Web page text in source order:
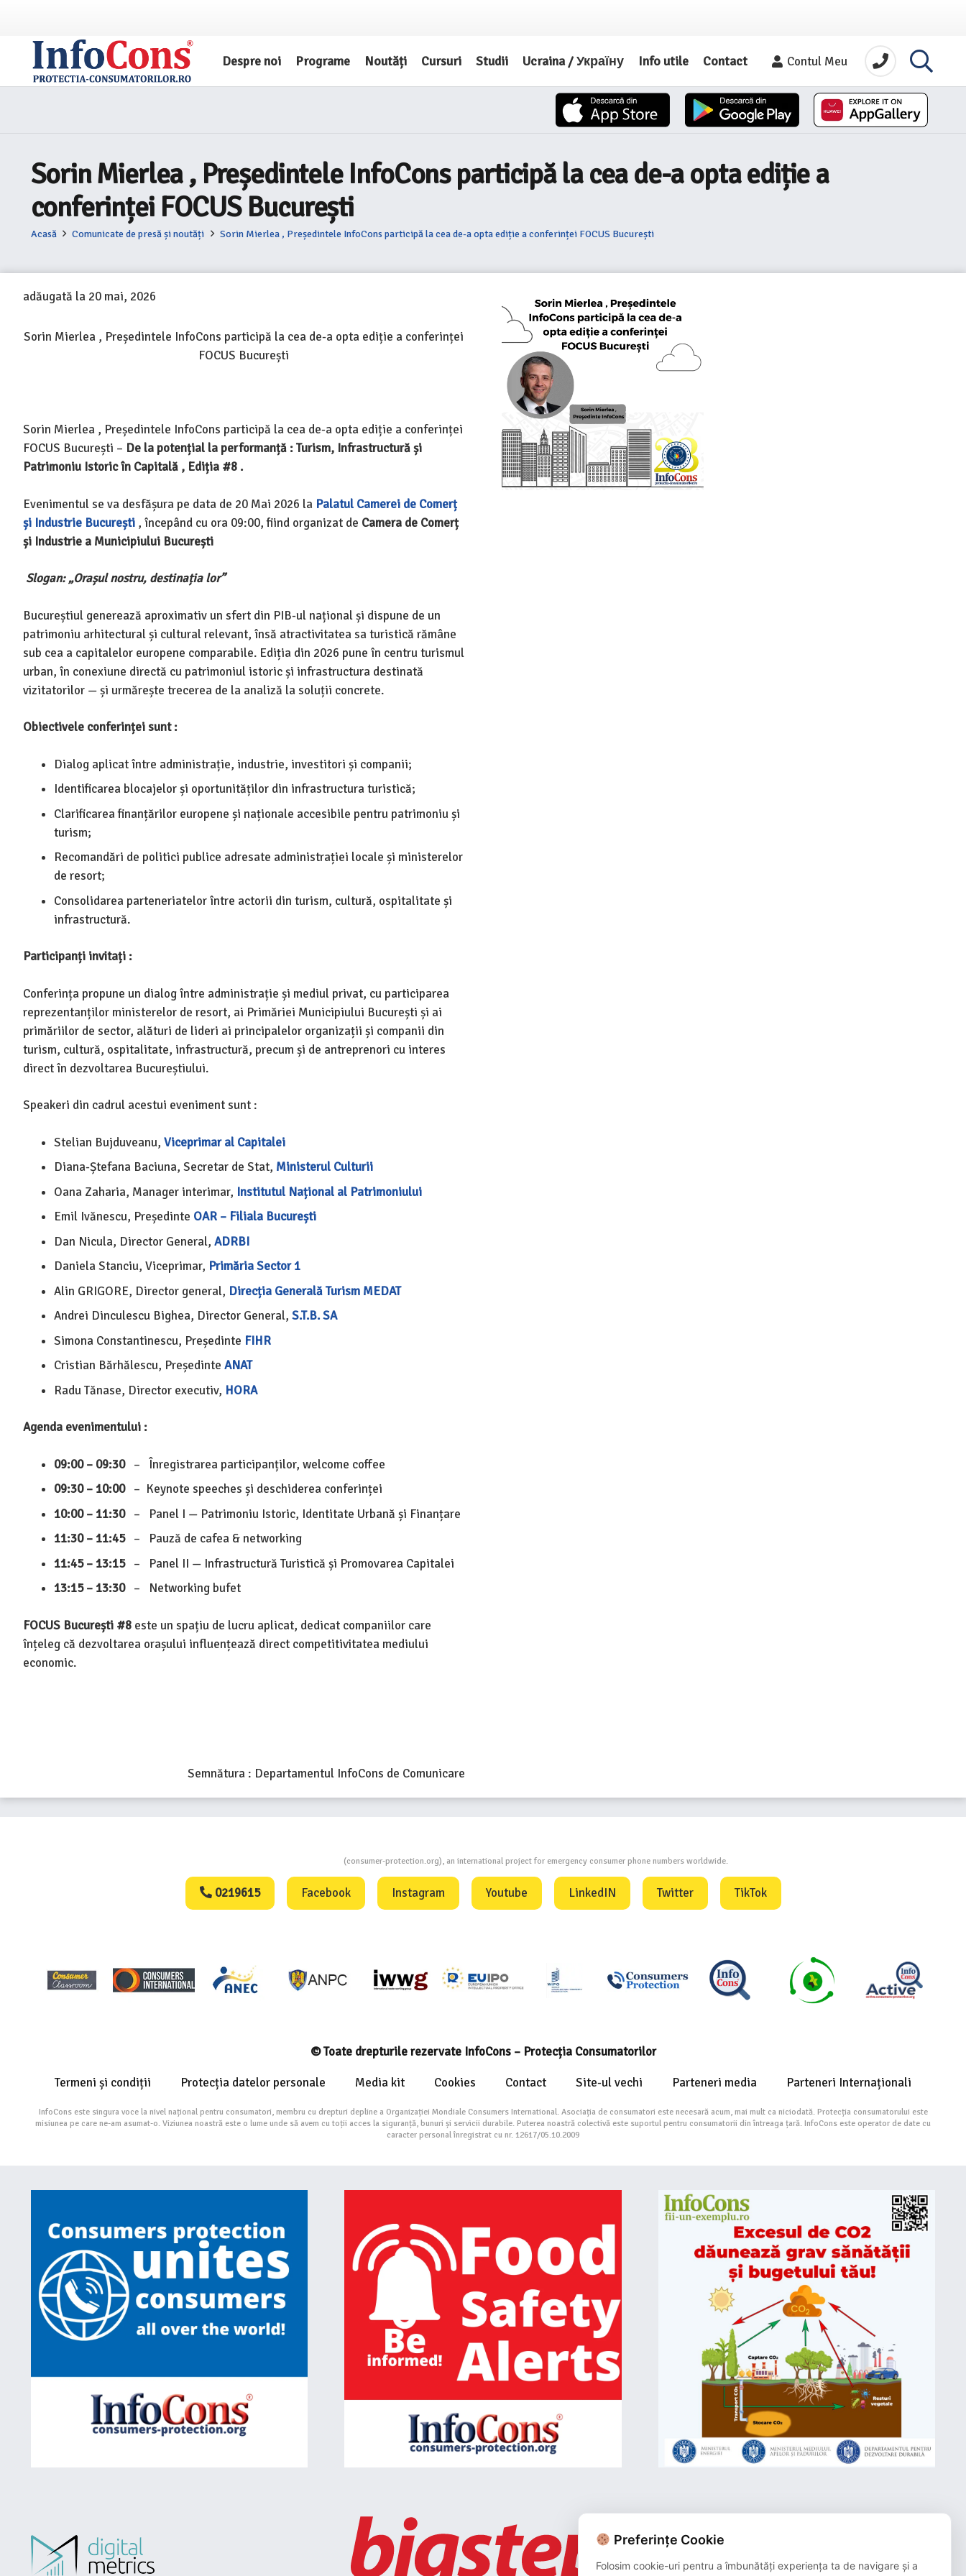
Despre noi Programe Noutăți Cursuri Studii Ucraina / Україну Info utile Contact Contul Meu
Sorin Mierlea , Președintele InfoCons participă la cea de-a opta ediție a
conferinței FOCUS București
Acasă Comunicate de presă și noutăți Sorin Mierlea , Președintele InfoCons participă la cea de-a opta ediție a conferinței FOCUS București
adăugată la 20 mai, 2026
Sorin Mierlea , Președintele InfoCons participă la cea de-a opta ediție a conferinței
FOCUS București
Sorin Mierlea , Președintele InfoCons participă la cea de-a opta ediție a conferinței
FOCUS București – De la potențial la performanță :Turism, Infrastructură și
Patrimoniu Istoric în Capitală , Ediția #8 .
Evenimentul se va desfășura pe data de 20 Mai 2026 la Palatul Camerei de Comerț
și Industrie București , începând cu ora 09:00, fiind organizat de Camera de Comerț
și Industrie a Municipiului București
Slogan: „Orașul nostru, destinația lor”
Bucureștiul generează aproximativ un sfert din PIB-ul național și dispune de un
patrimoniu arhitectural și cultural relevant, însă atractivitatea sa turistică rămâne
sub cea a capitalelor europene comparabile. Ediția din 2026 pune în centru turismul
urban, în conexiune directă cu patrimoniul istoric și infrastructura destinată
vizitatorilor — și urmărește trecerea de la analiză la soluții concrete.
Obiectivele conferinței sunt :
Dialog aplicat între administrație, industrie, investitori și companii;
Identificarea blocajelor și oportunităților din infrastructura turistică;
Clarificarea finanțărilor europene și naționale accesibile pentru patrimoniu și
turism;
Recomandări de politici publice adresate administrației locale și ministerelor
de resort;
Consolidarea parteneriatelor între actorii din turism, cultură, ospitalitate și
infrastructură.
Participanți invitați :
Conferința propune un dialog între administrație și mediul privat, cu participarea
reprezentanților ministerelor de resort, ai Primăriei Municipiului București și ai
primăriilor de sector, alături de lideri ai principalelor organizații și companii din
turism, cultură, ospitalitate, infrastructură, precum și de antreprenori cu interes
direct în dezvoltarea Bucureștiului.
Speakeri din cadrul acestui eveniment sunt :
Stelian Bujduveanu, Viceprimar al Capitalei
Diana-Ștefana Baciuna, Secretar de Stat, Ministerul Culturii
Oana Zaharia, Manager interimar, Institutul Național al Patrimoniului
Emil Ivănescu, Președinte OAR – Filiala București
Dan Nicula, Director General, ADRBI
Daniela Stanciu, Viceprimar, Primăria Sector 1
Alin GRIGORE, Director general, Direcția Generală Turism MEDAT
Andrei Dinculescu Bighea, Director General, S.T.B. SA
Simona Constantinescu, Președinte FIHR
Cristian Bărhălescu, Președinte ANAT
Radu Tănase, Director executiv, HORA
Agenda evenimentului :
09:00 – 09:30– Înregistrarea participanților, welcome coffee
09:30 – 10:00– Keynote speeches și deschiderea conferinței
10:00 – 11:30– Panel I — Patrimoniu Istoric, Identitate Urbană și Finanțare
11:30 – 11:45– Pauză de cafea & networking
11:45 – 13:15– Panel II — Infrastructură Turistică și Promovarea Capitalei
13:15 – 13:30– Networking bufet
FOCUS București #8 este un spațiu de lucru aplicat, dedicat companiilor care
înțeleg că dezvoltarea orașului influențează direct competitivitatea mediului
economic.
Semnătura : Departamentul InfoCons de Comunicare
(consumer-protection.org), an international project for emergency consumer phone numbers worldwide.
0219615 Facebook Instagram Youtube LinkedIN Twitter TikTok
© Toate drepturile rezervate InfoCons – Protecția Consumatorilor
Termeni și condiții Protecția datelor personale Media kit Cookies Contact Site-ul vechi Parteneri media Parteneri Internaționali
InfoCons este singura voce la nivel național pentru consumatori, membru cu drepturi depline a Organizației Mondiale Consumers International. Asociația de consumatori este necesară acum, mai mult ca niciodată. Protecția consumatorului este
misiunea pe care ne-am asumat-o. Viziunea noastră este o lume unde să avem cu toții acces la siguranță, bunuri și servicii durabile. Puterea noastră colectivă este suportul pentru consumatorii din întreaga țară. InfoCons este operator de date cu
caracter personal înregistrat cu nr. 12617/05.10.2009
și beneficiază de 3D-Secure.
Preferințe Cookie
Folosim cookie-uri pentru a îmbunătăți experiența ta de navigare și a